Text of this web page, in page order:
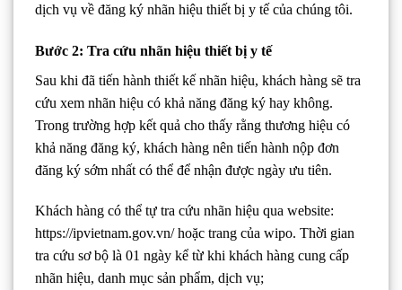
dịch vụ về đăng ký nhãn hiệu thiết bị y tế của chúng tôi.
Bước 2: Tra cứu nhãn hiệu thiết bị y tế
Sau khi đã tiến hành thiết kế nhãn hiệu, khách hàng sẽ tra
cứu xem nhãn hiệu có khả năng đăng ký hay không.
Trong trường hợp kết quả cho thấy rằng thương hiệu có
khả năng đăng ký, khách hàng nên tiến hành nộp đơn
đăng ký sớm nhất có thể để nhận được ngày ưu tiên.
Khách hàng có thể tự tra cứu nhãn hiệu qua website:
https://ipvietnam.gov.vn/ hoặc trang của wipo. Thời gian
tra cứu sơ bộ là 01 ngày kể từ khi khách hàng cung cấp
nhãn hiệu, danh mục sản phẩm, dịch vụ;